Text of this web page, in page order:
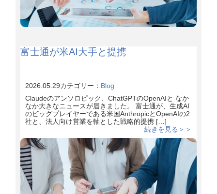
富士通が米AI大手と提携
2026.05.29カテゴリー： Blog
Claudeのアンソロピック、ChatGPTのOpenAIと なか
なか大きなニュースが届きました。 富士通が、生成AI
のビッグプレイヤーである米国AnthropicとOpenAIの2
社と、法人向け営業を軸とした戦略的提携 […]
続きを見る＞＞